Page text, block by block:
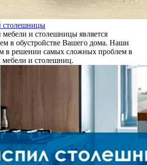
столешницы
мебели и столешницы является
в обустройстве Вашего дома. Наши
в решении самых сложных проблем в
мебели и столешниц.